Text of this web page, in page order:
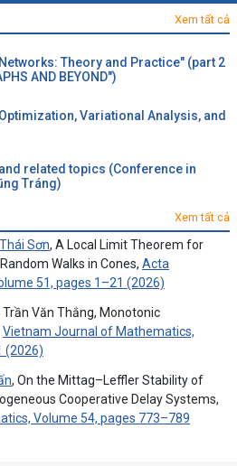
Xem tất cả
Theory and Practice" (part 2
AND BEYOND")
Variational Analysis, and
related topics (Conference in
Tráng)
Xem tất cả
Sơn, A Local Limit Theorem for
Walks in Cones, Acta
51, pages 1–21 (2026)
Trần Văn Thắng, Monotonic
Vietnam Journal of Mathematics,
(2026)
, On the Mittag–Leffler Stability of
Cooperative Delay Systems,
Volume 54, pages 773–789